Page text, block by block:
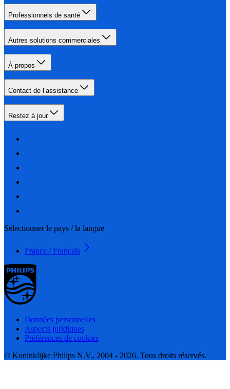
Professionnels de santé
Autres solutions commerciales
À propos
Contact de l’assistance
Restez à jour
Sélectionner le pays / la langue
France / Français
Données personnelles
Aspects juridiques
Préférences de cookies
© Koninklijke Philips N.V., 2004 - 2026. Tous droits réservés.